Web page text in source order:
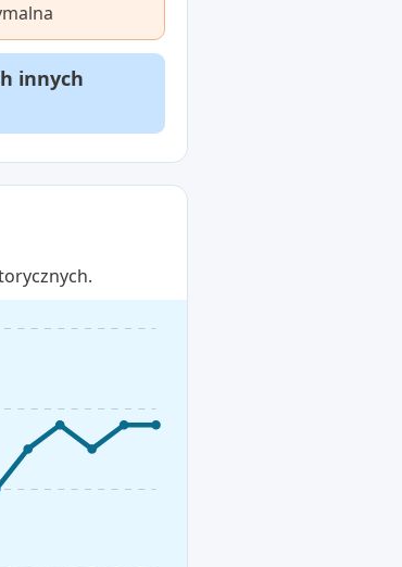
innych